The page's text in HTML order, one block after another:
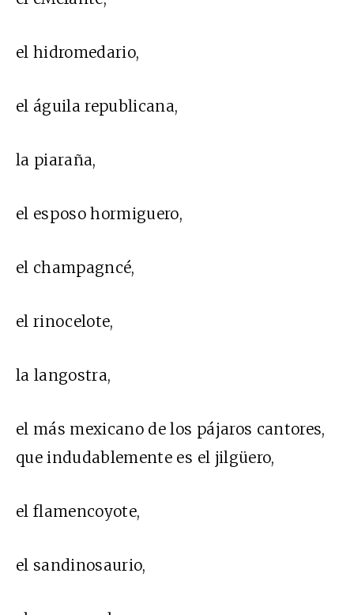
el hidromedario,
el águila republicana,
la piaraña,
el esposo hormiguero,
el champagncé,
el rinocelote,
la langostra,
el más mexicano de los pájaros cantores,
que indudablemente es el jilgüero,
el flamencoyote,
el sandinosaurio,